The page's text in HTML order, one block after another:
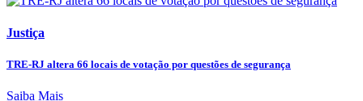
Justiça
TRE-RJ altera 66 locais de votação por questões de segurança
Saiba Mais